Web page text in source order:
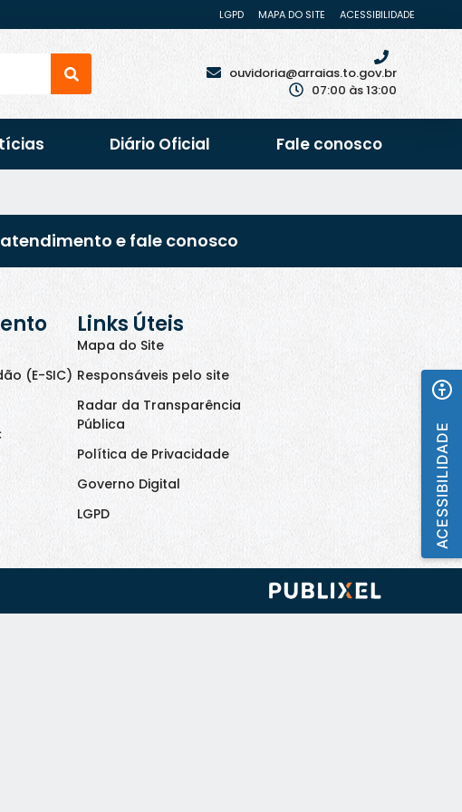
LGPD MAPA DO SITE ACESSIBILIDADE
ouvidoria@arraias.to.gov.br
07:00 às 13:00
Diário Oficial Fale conosco
e fale conosco
(E-SIC)
Links Úteis
Mapa do Site
Responsáveis pelo site
Radar da Transparência
Pública
Política de Privacidade
Governo Digital
LGPD
ACESSIBILIDADE